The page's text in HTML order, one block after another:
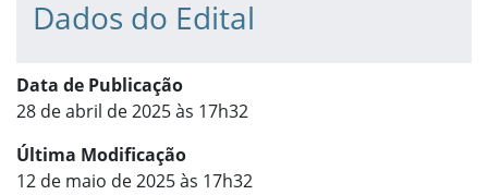
Dados do Edital
Data de Publicação
28 de abril de 2025 às 17h32
Última Modificação
12 de maio de 2025 às 17h32